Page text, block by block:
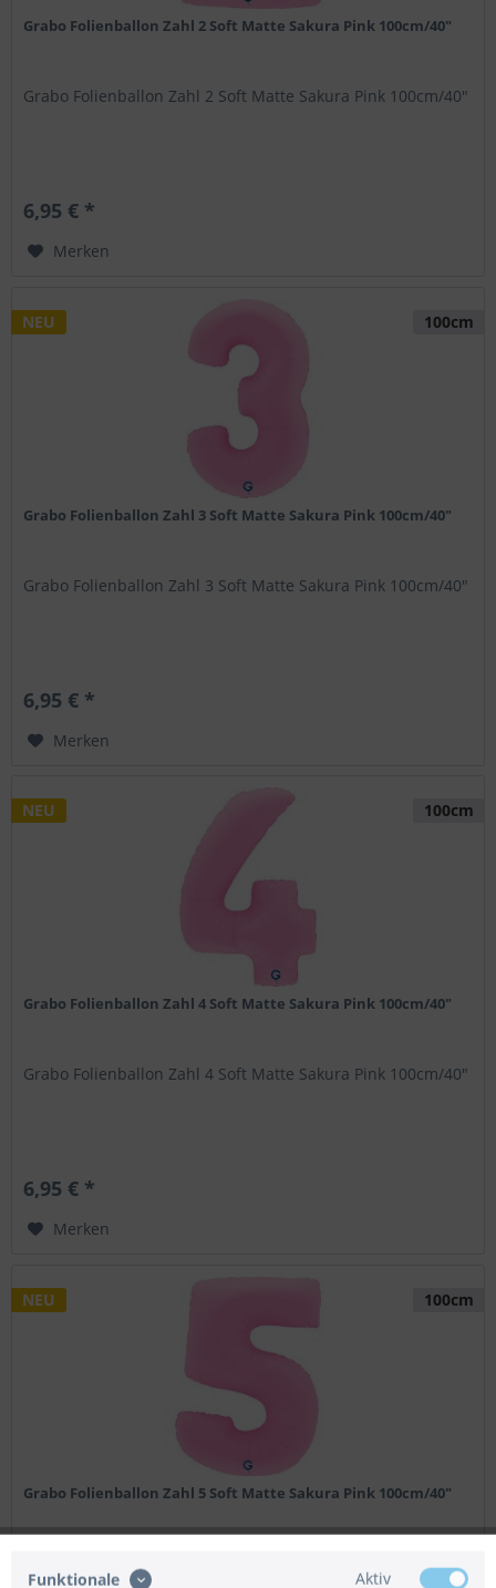
Grabo Folienballon Zahl 2 Soft Matte Sakura Pink 100cm/40"
Grabo Folienballon Zahl 2 Soft Matte Sakura Pink 100cm/40"
6,95 € *
Merken
NEU 100cm
Grabo Folienballon Zahl 3 Soft Matte Sakura Pink 100cm/40"
Grabo Folienballon Zahl 3 Soft Matte Sakura Pink 100cm/40"
6,95 € *
Merken
NEU 100cm
Grabo Folienballon Zahl 4 Soft Matte Sakura Pink 100cm/40"
Grabo Folienballon Zahl 4 Soft Matte Sakura Pink 100cm/40"
6,95 € *
Merken
NEU 100cm
Grabo Folienballon Zahl 5 Soft Matte Sakura Pink 100cm/40"
Grabo Folienballon Zahl 5 Soft Matte Sakura Pink 100cm/40"
Funktionale Aktiv